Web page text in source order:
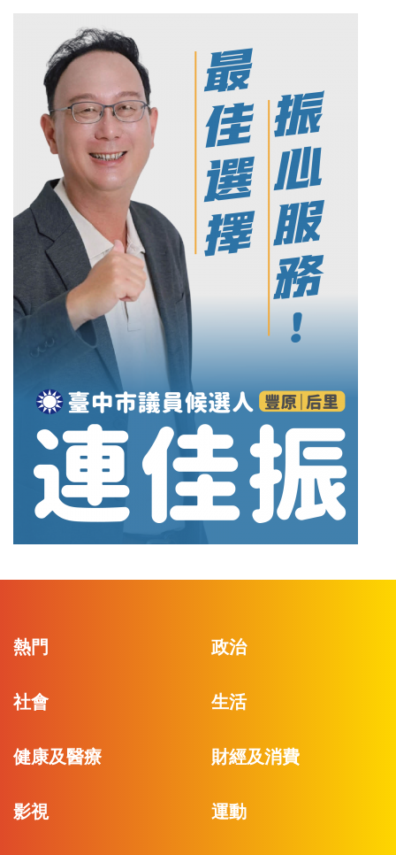
熱門 政治
社會 生活
健康及醫療 財經及消費
影視 運動